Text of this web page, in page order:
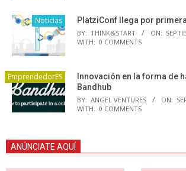
Noticias PlatziConf llega por
BY: THINK&START ON:
WITH: 0 COMMENTS
EmprendedorES
Innovación en la forma de
Bandhub
BY: ANGEL VENTURES ON:
WITH: 0 COMMENTS
ANÚNCIATE AQUÍ